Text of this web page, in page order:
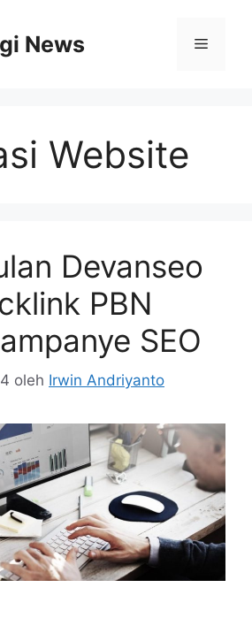
News Menu
Website
Devanseo
PBN
SEO
oleh Irwin Andriyanto